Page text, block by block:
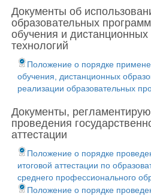
Документы об
образовательных
обучения и
технологий
Положение о порядке
обучения, дистанционных
реализации образовательных
Документы,
проведения
аттестации
Положение о порядке
итоговой аттестации по
среднего профессионального
Положение о порядке